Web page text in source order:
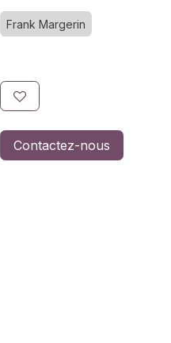
Frank Margerin
Contactez-nous